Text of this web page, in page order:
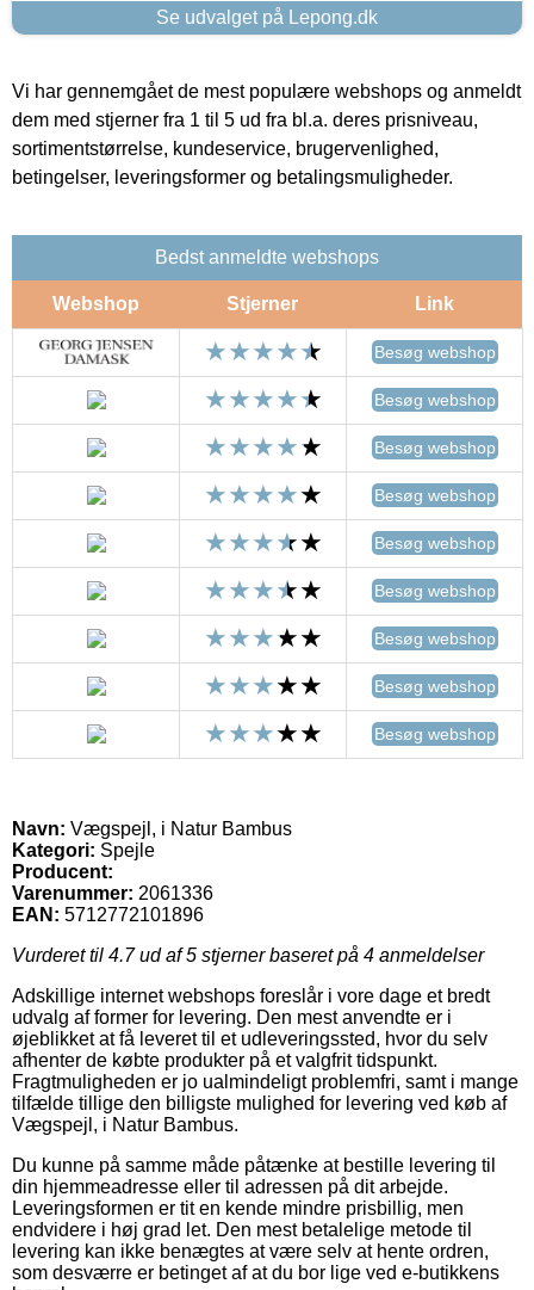
Se udvalget på Lepong.dk
Vi har gennemgået de mest populære webshops og anmeldt
dem med stjerner fra 1 til 5 ud fra bl.a. deres prisniveau,
sortimentstørrelse, kundeservice, brugervenlighed,
betingelser, leveringsformer og betalingsmuligheder.
Bedst anmeldte webshops
Webshop Stjerner Link
Besøg webshop
Besøg webshop
Besøg webshop
Besøg webshop
Besøg webshop
Besøg webshop
Besøg webshop
Besøg webshop
Besøg webshop
Navn: Vægspejl, i Natur Bambus
Kategori: Spejle
Producent:
Varenummer: 2061336
EAN: 5712772101896
Vurderet til 4.7ud af 5 stjerner baseret på 4 anmeldelser
Adskillige internet webshops foreslår i vore dage et bredt
udvalg af former for levering. Den mest anvendte er i
øjeblikket at få leveret til et udleveringssted, hvor du selv
afhenter de købte produkter på et valgfrit tidspunkt.
Fragtmuligheden er jo ualmindeligt problemfri, samt i mange
tilfælde tillige den billigste mulighed for levering ved køb af
Vægspejl, i Natur Bambus.
Du kunne på samme måde påtænke at bestille levering til
din hjemmeadresse eller til adressen på dit arbejde.
Leveringsformen er tit en kende mindre prisbillig, men
endvidere i høj grad let. Den mest betalelige metode til
levering kan ikke benægtes at være selv at hente ordren,
som desværre er betinget af at du bor lige ved e-butikkens